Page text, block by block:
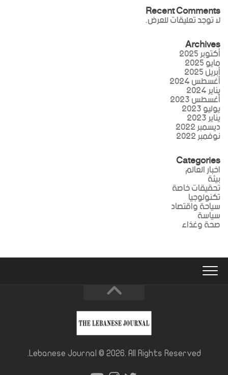
Recent Comments
لا توجد تعليقات للعرض.
Archives
أكتوبر 2025
مايو 2025
أبريل 2025
أغسطس 2024
يناير 2024
أغسطس 2023
يوليو 2023
يناير 2023
ديسمبر 2022
نوفمبر 2022
Categories
اخبار العالم
بيئة
تحقيقات خاصة
تكنولوجيا
سياحة واقتصاد
سياسة
صحة وغذاء
Lebanese Journal © 2026. All Rights Reserved.